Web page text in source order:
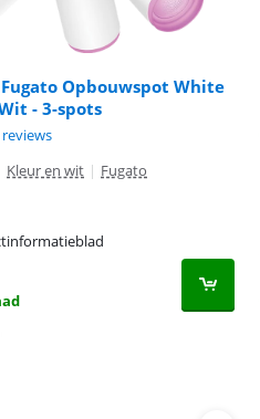
Opbouwspot White
- 3-spots
van de 10, gebaseerd op 4 reviews.
Kleur en wit | Fugato
van de 10, gebaseerd op 6 reviews.
van de 10, gebaseerd op 2 reviews.